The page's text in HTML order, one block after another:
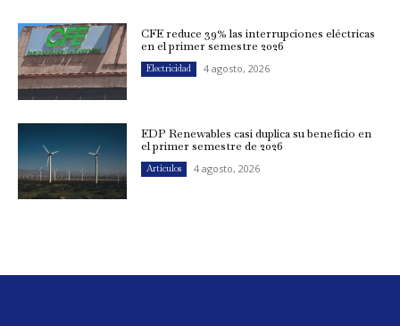
CFE reduce 39% las interrupciones eléctricas
en el primer semestre 2026
Electricidad 4 agosto, 2026
EDP Renewables casi duplica su beneficio en
el primer semestre de 2026
Artículos 4 agosto, 2026